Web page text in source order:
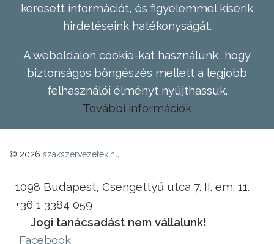
keresett információt, és figyelemmel kísérik
hirdetéseink hatékonyságát.
A weboldalon cookie-kat használunk, hogy
biztonságos böngészés mellett a legjobb
felhasználói élményt nyújthassuk.
További információk
© 2026 szakszervezetek.hu
1098 Budapest, Csengettyű utca 7. II. em. 11.
+36 1 3384 059
Jogi tanácsadást nem vállalunk!
Facebook